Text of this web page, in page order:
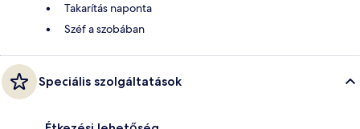
Takarítás naponta
Széf a szobában
Speciális szolgáltatások